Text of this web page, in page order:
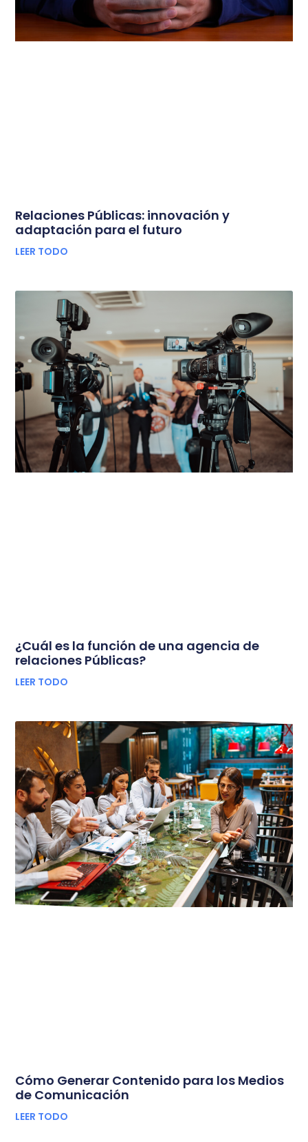
Relaciones Públicas: innovación y
adaptación para el futuro
LEER TODO
¿Cuál es la función de una agencia de
relaciones Públicas?
LEER TODO
Cómo Generar Contenido para los Medios
de Comunicación
LEER TODO